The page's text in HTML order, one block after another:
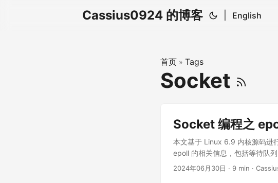
Cassius0924 的博客 English
首页 » Tags
Socket
Socket 编程之
本文基于 Linux 6.9 内核源码进
epoll 的相关信息，包括等待队
epoll 的等待队列：用于存储等
2024年06月30日 · 9 min ·